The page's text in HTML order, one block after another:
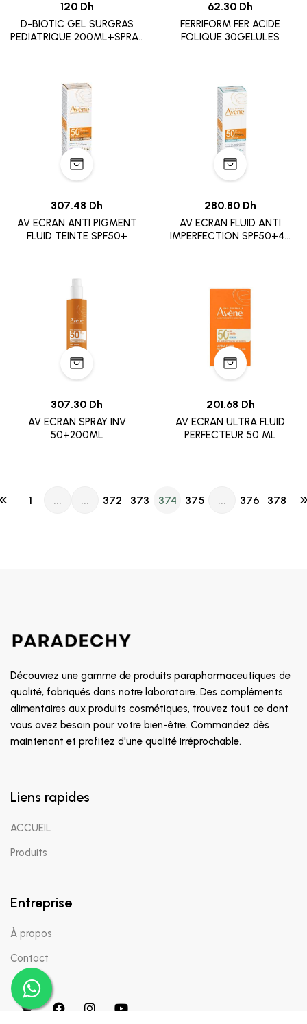
120 Dh
D-BIOTIC GEL SURGRAS
PEDIATRIQUE 200ML+SPRAY
62.30 Dh
FERRIFORM FER ACIDE
FOLIQUE 30GELULES
307.48 Dh
AV ECRAN ANTI PIGMENT
FLUID TEINTE SPF50+
280.80 Dh
AV ECRAN FLUID ANTI
IMPERFECTION SPF50+40
307.30 Dh
AV ECRAN SPRAY INV
50+200ML
201.68 Dh
AV ECRAN ULTRA FLUID
PERFECTEUR 50 ML
1 ... ... 372 373 374 375 ... 376 378
Découvrez une gamme de produits parapharmaceutiques de
qualité, fabriqués dans notre laboratoire. Des compléments
alimentaires aux produits cosmétiques, trouvez tout ce dont
vous avez besoin pour votre bien-être. Commandez dès
maintenant et profitez d'une qualité irréprochable.
Liens rapides
ACCUEIL
Produits
Entreprise
À propos
Contact